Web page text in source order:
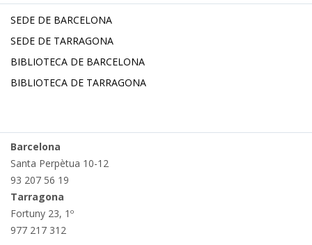
SEDE DE BARCELONA
SEDE DE TARRAGONA
BIBLIOTECA DE BARCELONA
BIBLIOTECA DE TARRAGONA
Barcelona
Santa Perpètua 10-12
93 207 56 19
Tarragona
Fortuny 23, 1º
977 217 312